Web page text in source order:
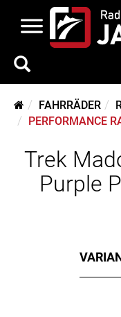
FAHRRÄDER
PERFORMANCE
Trek
Purple